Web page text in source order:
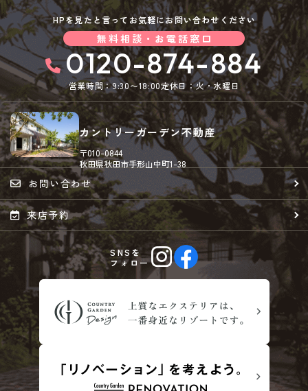
HPを見たと言ってお気軽にお問い合わせください
無料相談・お電話窓口
0120-874-884
営業時間：9:30〜18:00定休日：火・水曜日
カントリーガーデン不動産
〒010-0844
秋田県秋田市手形山中町1-38
お問い合わせ
来店予約
SNSを
フォロー